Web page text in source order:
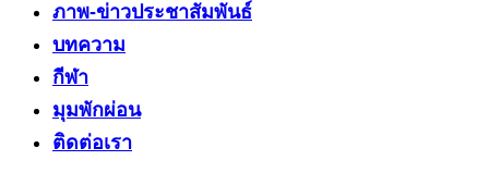
ภาพ-ข่าวประชาสัมพันธ์
บทความ
กีฬา
มุมพักผ่อน
ติดต่อเรา